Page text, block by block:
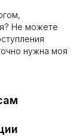
Не можете
нужна моя